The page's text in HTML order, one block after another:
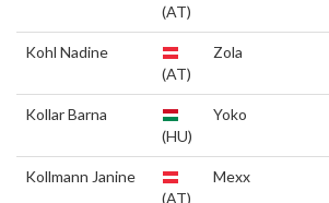
(AT)
Kohl Nadine
(AT)
Zola
Kollar Barna
(HU)
Yoko
Kollmann Janine
(AT)
Mexx